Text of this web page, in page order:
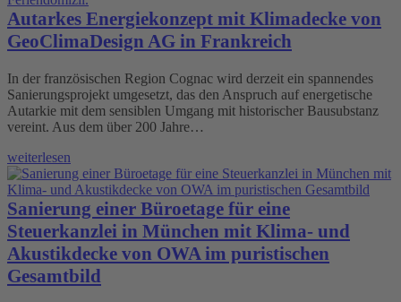
Autarkes Energiekonzept mit Klimadecke von
GeoClimaDesign AG in Frankreich
In der französischen Region Cognac wird derzeit ein spannendes
Sanierungsprojekt umgesetzt, das den Anspruch auf energetische
Autarkie mit dem sensiblen Umgang mit historischer Bausubstanz
vereint. Aus dem über 200 Jahre…
weiterlesen
Sanierung einer Büroetage für eine
Steuerkanzlei in München mit Klima- und
Akustikdecke von OWA im puristischen
Gesamtbild